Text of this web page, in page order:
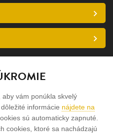
vám ponúkla skvelý
informácie nájdete na
sú automaticky zapnuté.
cookies, ktoré sa nachádzajú